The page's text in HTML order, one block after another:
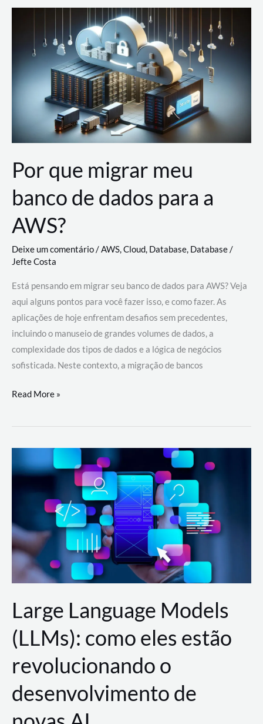
AWS
Por que migrar meu
banco de dados para a
AWS?
Deixe um comentário/AWS,Cloud, Database, Database/
Jefte Costa
Está pensando em migrar seu banco de dados para AWS? Veja
aqui alguns pontos para você fazer isso, e como fazer. As
aplicações de hoje enfrentam desafios sem precedentes,
incluindo o manuseio de grandes volumes de dados, a
complexidade dos tipos de dados e a lógica de negócios
sofisticada. Neste contexto, a migração de bancos
Por
migrar
de
a
AWS?
Read More »
Large Language Models
(LLMs): como eles estão
revolucionando o
desenvolvimento de